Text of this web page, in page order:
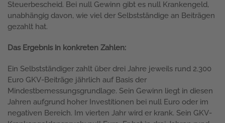
Steuerbescheid. Bei null Gewinn gibt es null Krankengeld,
unabhängig davon, wie viel der Selbstständige an Beiträgen
gezahlt hat.
Das Ergebnis in konkreten Zahlen:
Ein Selbstständiger zahlt über drei Jahre jeweils rund 2.300
Euro GKV-Beiträge jährlich auf Basis der
Mindestbemessungsgrundlage. Sein Gewinn liegt in diesen
Jahren aufgrund hoher Investitionen bei null Euro oder im
negativen Bereich. Im vierten Jahr wird er krank. Sein GKV-